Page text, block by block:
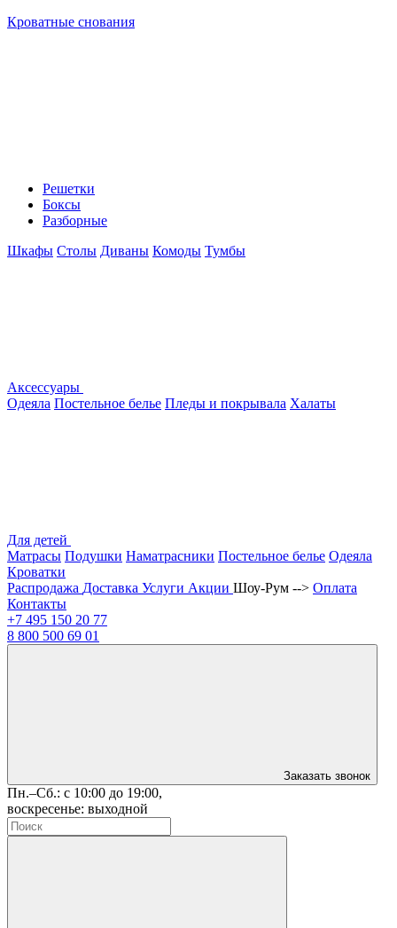
Кроватные снования
Решетки
Боксы
Разборные
Шкафы Столы Диваны Комоды Тумбы
Аксессуары
Одеяла Постельное белье Пледы и покрывала Халаты
Для детей
Матрасы Подушки Наматрасники Постельное белье Одеяла
Кроватки
Распродажа Доставка Услуги Акции Шоу-Рум --> Оплата
Контакты
+7 495 150 20 77
8 800 500 69 01
Заказать звонок
Пн.–Сб.: с 10:00 до 19:00,
воскресенье: выходной